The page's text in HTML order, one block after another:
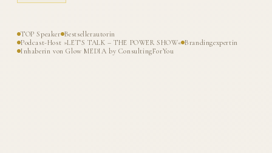
TOP Speaker Bestsellerautorin
Podcast-Host »LET'S TALK – THE POWER SHOW« Brandingexpertin
Inhaberin von Glow MEDIA by ConsultingForYou